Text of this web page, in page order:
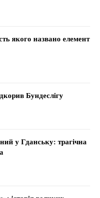
якого названо елемент
Бундеслігу
у Гданську: трагічна